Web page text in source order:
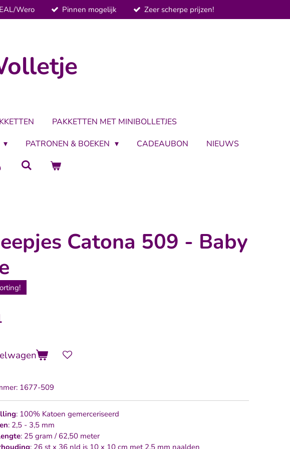
Wero Pinnen mogelijk Zeer scherpe prijzen!
PAKKETTEN MET MINIBOLLETJES
PATRONEN & BOEKEN CADEAUBON
NIEUWS
Catona 509 - Baby
1677-509
: 100% Katoen gemerceriseerd
: 2,5 - 3,5 mm
: 25 gram / 62,50 meter